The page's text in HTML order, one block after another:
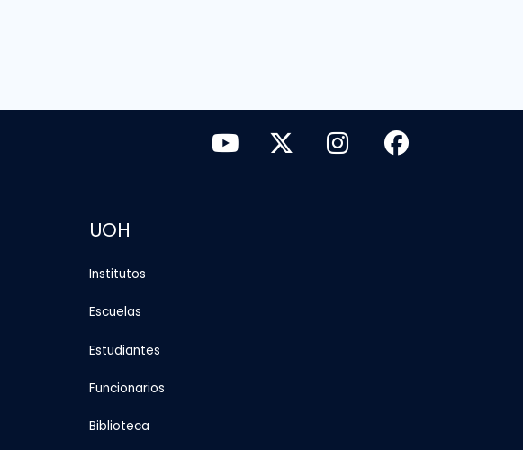
UOH
Institutos
Escuelas
Estudiantes
Funcionarios
Biblioteca